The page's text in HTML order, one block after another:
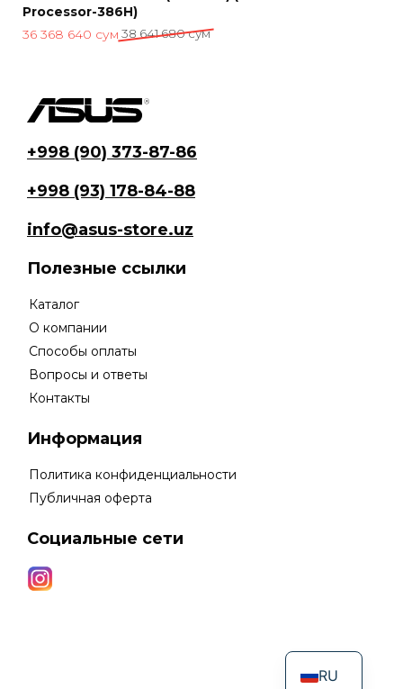
Processor-386H)
38 641 680сум
Первоначальная
641
36 368 640 сум
Текущая
640 сум.
+998 (90) 373-87-86
+998 (93) 178-84-88
info@asus-store.uz
Полезные ссылки
Каталог
О компании
Способы оплаты
Вопросы и ответы
Контакты
Информация
Политика конфиденциальности
Публичная оферта
Социальные сети
RU